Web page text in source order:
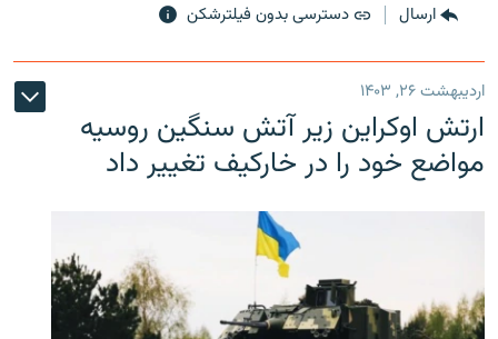
ارسال دسترسی بدون فیلترشکن
اردیبهشت ۲۶, ۱۴۰۳
ارتش اوکراین زیر آتش سنگین روسیه
مواضع خود را در خارکیف تغییر داد